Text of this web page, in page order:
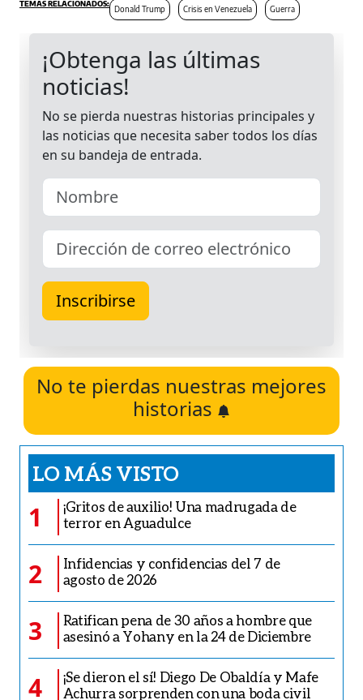
Donald Trump Crisis en Venezuela Guerra
No te pierdas nuestras mejores
historias
LO MÁS VISTO
1
¡Gritos de auxilio! Una madrugada de
terror en Aguadulce
2
Infidencias y confidencias del 7 de
agosto de 2026
3
Ratifican pena de 30 años a hombre que
asesinó a Yohany en la 24 de Diciembre
4
¡Se dieron el sí! Diego De Obaldía y Mafe
Achurra sorprenden con una boda civil